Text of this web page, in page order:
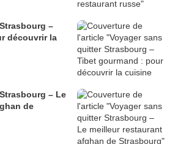
–
découvrir la
– Le
de